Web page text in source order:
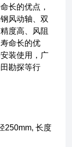
长的优点，
风动轴、双
度高、风阻
命长的优
装使用，广
勘探等行
250mm, 长度